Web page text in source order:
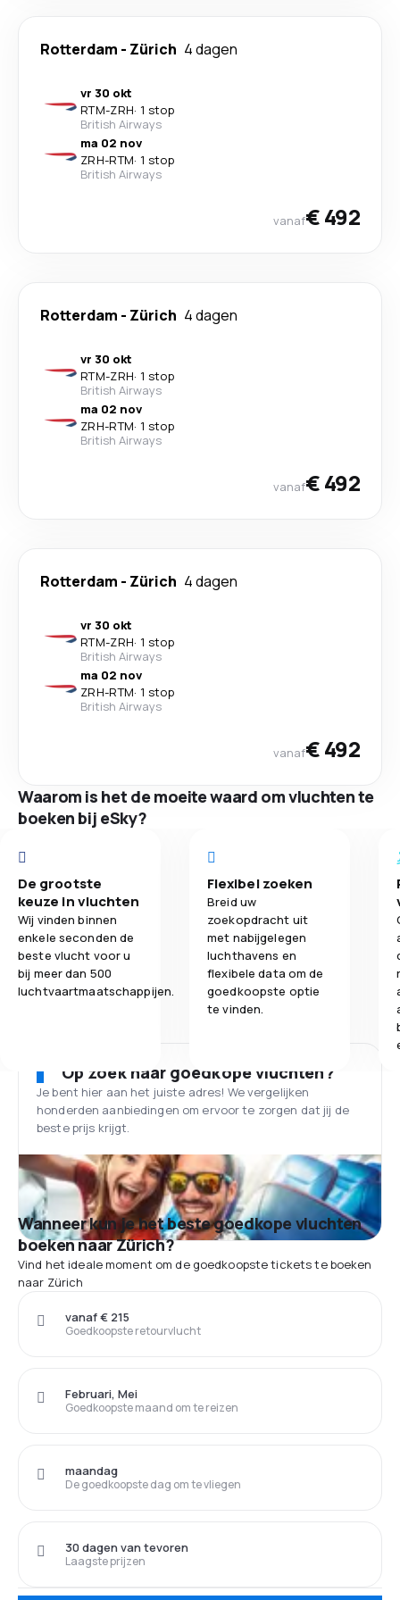
Rotterdam - Zürich 4 dagen
vr 30 okt
RTM-ZRH· 1 stop
British Airways
ma 02 nov
ZRH-RTM· 1 stop
British Airways
vanaf€ 492
Rotterdam - Zürich 4 dagen
vr 30 okt
RTM-ZRH· 1 stop
British Airways
ma 02 nov
ZRH-RTM· 1 stop
British Airways
vanaf€ 492
Rotterdam - Zürich 4 dagen
vr 30 okt
RTM-ZRH· 1 stop
British Airways
ma 02 nov
ZRH-RTM· 1 stop
British Airways
vanaf€ 492
Waarom is het de moeite waard om vluchten te
boeken bij eSky?
De grootste
keuze in vluchten
Wij vinden binnen
enkele seconden de
beste vlucht voor u
bij meer dan 500
luchtvaartmaatschappijen.
Flexibel zoeken
Breid uw
zoekopdracht uit
met nabijgelegen
luchthavens en
flexibele data om de
goedkoopste optie
te vinden.
Op zoek naar goedkope vluchten?
Je bent hier aan het juiste adres! We vergelijken
honderden aanbiedingen om ervoor te zorgen dat jij de
beste prijs krijgt.
Wanneer kun je het beste goedkope vluchten
boeken naar Zürich?
Vind het ideale moment om de goedkoopste tickets te boeken
naar Zürich
Goedkoopste retourvlucht
vanaf € 215
Goedkoopste maand om te reizen
Februari, Mei
De goedkoopste dag om te vliegen
maandag
Laagste prijzen
30 dagen van tevoren